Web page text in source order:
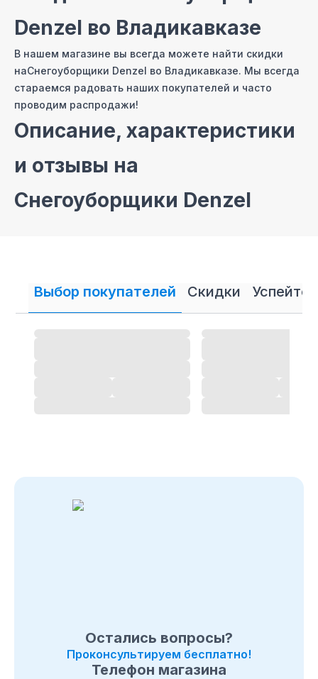
Denzel во Владикавказе
В нашем магазине вы всегда можете найти скидки
наСнегоуборщики Denzel во Владикавказе. Мы всегда
стараемся радовать наших покупателей и часто
проводим распродажи!
Описание, характеристики
и отзывы на
Снегоуборщики Denzel
Снегоуборщики Denzelи оставить свой отзыв.
Снегоуборщики Denzel-
магазин
во Владикавказе
Позвоните нам по телефону магазина
Владикавказе
8 (495) 108-26-32 или 8 (800) 511-73-19.
Мы с удовольствием ответим на все интересующие
город России.
Выбор покупателей Скидки Успейте
Остались вопросы?
Проконсультируем бесплатно!
Телефон магазина